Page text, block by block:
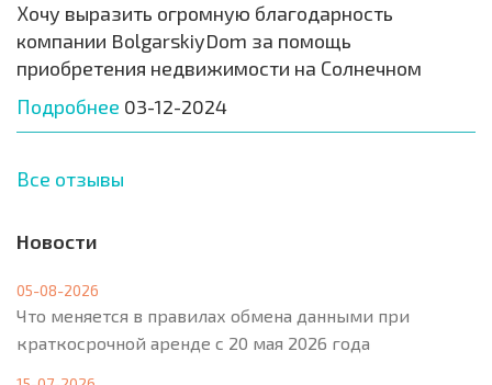
Хочу выразить огромную благодарность
компании BolgarskiyDom за помощь
приобретения недвижимости на Солнечном
Подробнее 03-12-2024
Все отзывы
Новости
05-08-2026
Что меняется в правилах обмена данными при
краткосрочной аренде с 20 мая 2026 года